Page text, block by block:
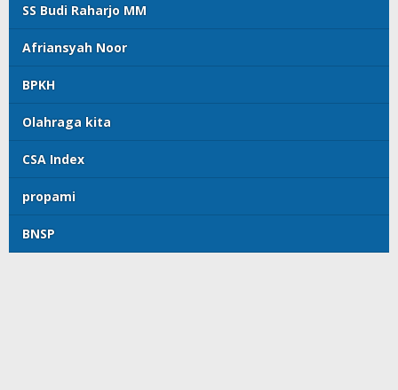
SS Budi Raharjo MM
Afriansyah Noor
BPKH
Olahraga kita
CSA Index
propami
BNSP